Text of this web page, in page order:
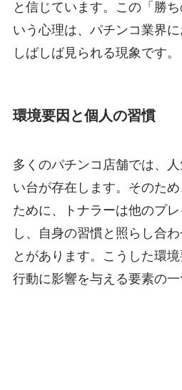
と信じています。この「勝
いう心理は、パチンコ業界に
しばしば見られる現象です。
環境要因と個人の習慣
多くのパチンコ店舗では、
い台が存在します。そのた
ために、トナラーは他のプ
し、自身の習慣と照らし合
とがあります。こうした環
行動に影響を与える要素の一